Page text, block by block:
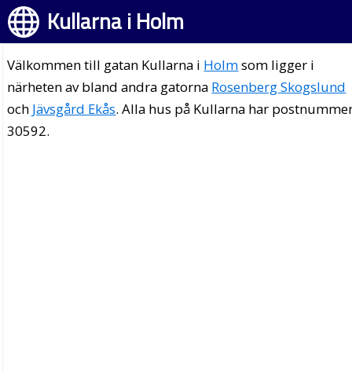
Kullarna i Holm
Välkommen till gatan Kullarna i Holmsom ligger i
närheten av bland andra gatorna Rosenberg Skogslund
och Jävsgård Ekås. Alla hus på Kullarna har
30592.